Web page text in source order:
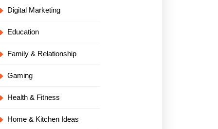
Digital Marketing
Education
Family & Relationship
Gaming
Health & Fitness
Home & Kitchen Ideas